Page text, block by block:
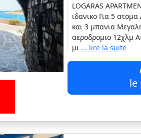
LOGARAS
ιδανικο Για 5
και 3 μπανια
αεροδρομιο 12χλμ
μι ... lire la suite
le